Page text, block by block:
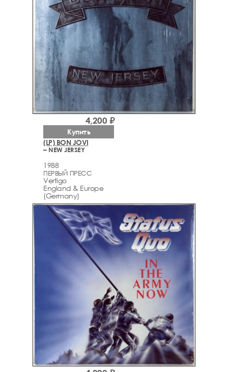
(LP) BON JOVI
– NEW JERSEY
1988
ПЕРВЫЙ ПРЕСС
Vertigo
England & Europe
(Germany)
4,200 ₽
Купить